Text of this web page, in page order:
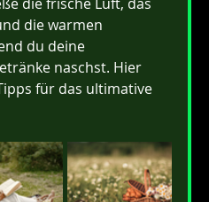
die warmen
du deine
naschst. Hier
für das ultimative